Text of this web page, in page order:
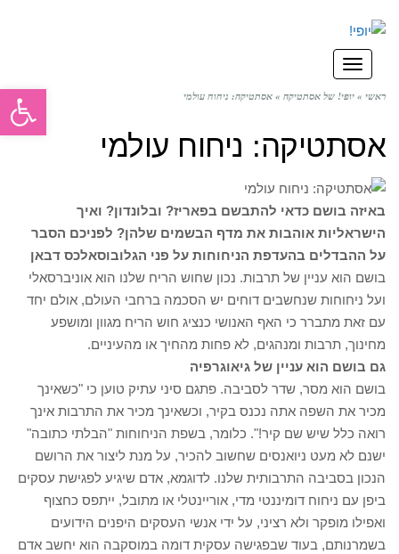
תפריט
ראשי » יופי! של אסתטיקה » אסתטיקה: ניחוח עולמי
אסתטיקה: ניחוח עולמי
באיזה בושם כדאי להתבשם בפאריז? ובלונדון? ואיך
הישראליות אוהבות את מדף הבשמים שלהן? לפניכם הסבר
על ההבדלים בהעדפת הניחוחות על פני הגלובוסאלכס דבאן
בושם הוא עניין של תרבות. נכון שחוש הריח שלנו הוא אוניברסאלי
ועל ניחוחות שנחשבים דוחים יש הסכמה ברחבי העולם, אולם יחד
עם זאת מתברר כי האף האנושי כנציג חוש הריח מגוון ומושפע
מחינוך, תרבות ומנהגים, לא פחות מהחיך או מהעיניים.
גם בושם הוא עניין של גיאוגרפיה
בושם הוא מסר, שדר לסביבה. פתגם סיני עתיק טוען כי "כשאינך
מכיר את השפה אתה נכנס בקיר, וכשאינך מכיר את התרבות אינך
רואה כלל שיש שם קיר!". כלומר, בשפת הניחוחות "הבלתי כתובה"
ישנם לא מעט ניואנסים שחשוב להכיר, על מנת ליצור את הרושם
הנכון בסביבה התרבותית שלנו. לדוגמא, אדם שיגיע לפגישת עסקים
ביפן עם ניחוח דומיננטי מדי, אוריינטלי או מתובל, ייתפס כחצוף
ואפילו מופקר ולא רציני, על ידי אנשי העסקים היפנים הידועים
בשמרנותם, בעוד שבפגישה עסקית דומה במוסקבה הוא יחשב אדם
פתח